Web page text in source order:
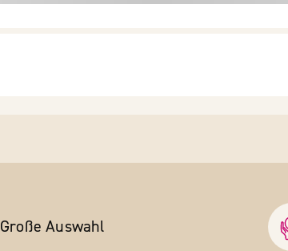
Große Auswahl